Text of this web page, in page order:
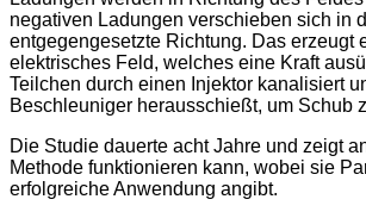
negativen Ladungen verschieben sich in
entgegengesetzte Richtung. Das erzeugt
elektrisches Feld, welches eine Kraft
Teilchen durch einen Injektor kanalisiert
Beschleuniger herausschießt, um Schub
Die Studie dauerte acht Jahre und zeigt
Methode funktionieren kann, wobei sie
erfolgreiche Anwendung angibt.